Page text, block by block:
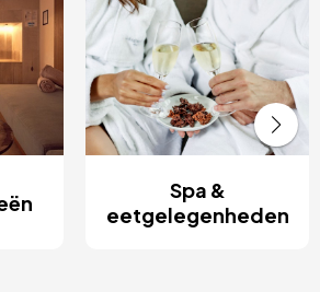
Spa &
eetgelegenheden